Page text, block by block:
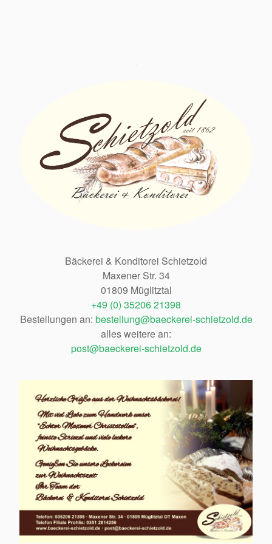
Bäckerei & Konditorei Schietzold
Maxener Str. 34
01809 Müglitztal
+49 (0) 35206 21398
Bestellungen an: bestellung@baeckerei-schietzold.de
alles weitere an:
post@baeckerei-schietzold.de